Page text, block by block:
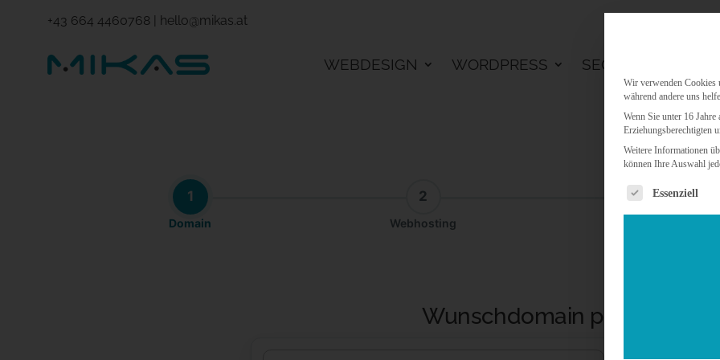
+43 664 4460768| hello@mikas.at
WEBDESIGN WORDPRESS SEO
1
Domain
2
Webhosting
3
Wunschdomain prüfen
Wir verwenden Cookies
während andere uns
Wenn Sie unter 16
Erziehungsberechtigten
Weitere Informationen
können Ihre Auswahl
Es folgt eine
Essenziell